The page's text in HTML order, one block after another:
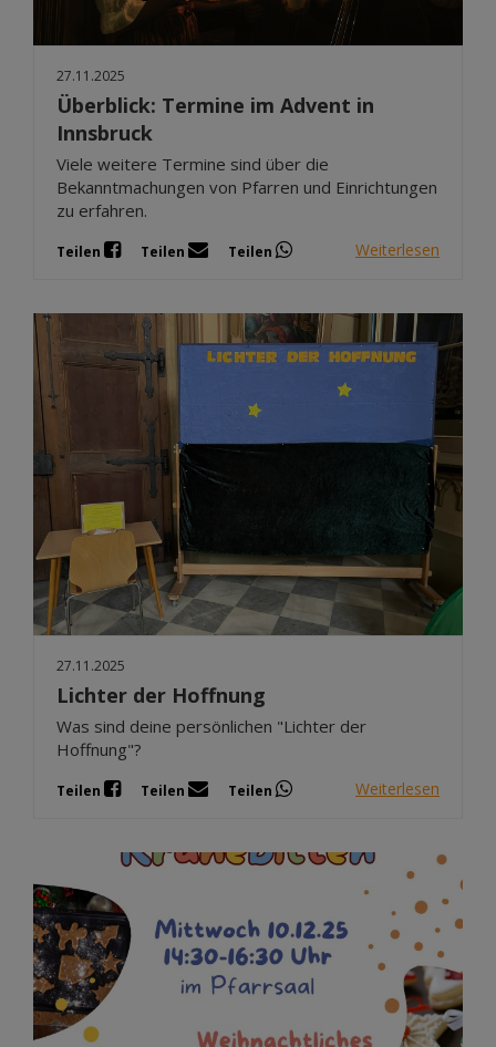
27.11.2025
Überblick: Termine im Advent in
Innsbruck
Viele weitere Termine sind über die
Bekanntmachungen von Pfarren und Einrichtungen
zu erfahren.
Teilen Teilen Teilen Weiterlesen
27.11.2025
Lichter der Hoffnung
Was sind deine persönlichen "Lichter der
Hoffnung"?
Teilen Teilen Teilen Weiterlesen